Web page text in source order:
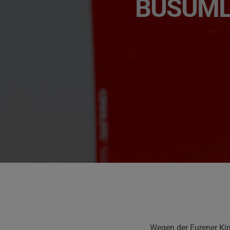
Wegen der Eurener